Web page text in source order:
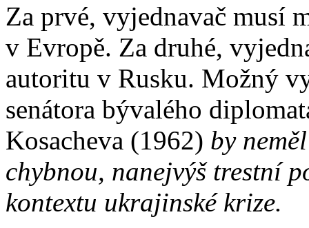
Za prvé, vyjednavač musí
v Evropě. Za druhé,
autoritu v Rusku. Možný
senátora bývalého
Kosacheva (1962) by
chybnou, nanejvýš trestní
kontextu ukrajinské krize.